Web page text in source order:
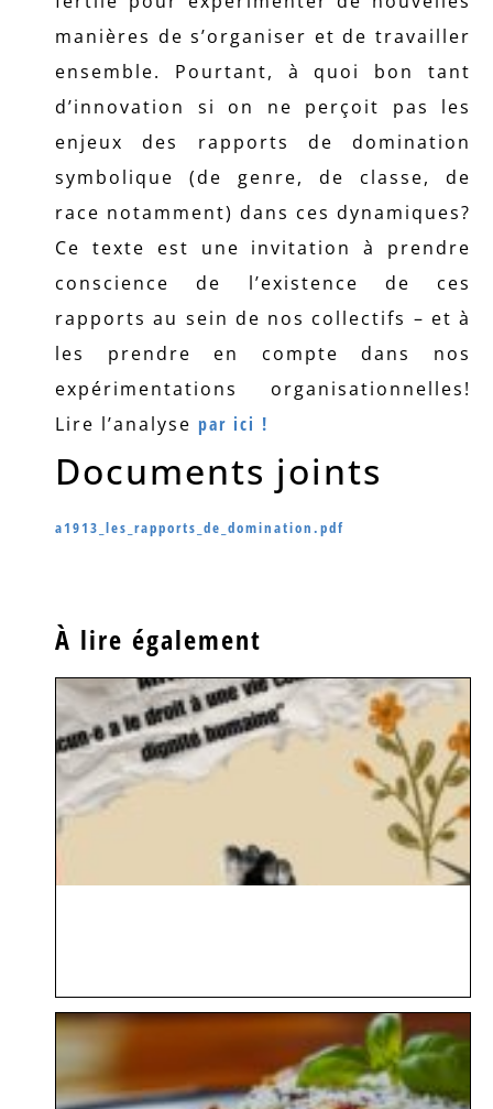
manières de s’organiser et de travailler
ensemble. Pourtant, à quoi bon tant
d’innovation si on ne perçoit pas les
enjeux des rapports de domination
symbolique (de genre, de classe, de
race notamment) dans ces dynamiques?
Ce texte est une invitation à prendre
conscience de l’existence de ces
rapports au sein de nos collectifs – et à
les prendre en compte dans nos
expérimentations organisationnelles!
Lire l’analyse par ici !
Documents joints
a1913_les_rapports_de_domination.pdf
À lire également